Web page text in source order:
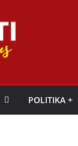
POLITIKA +